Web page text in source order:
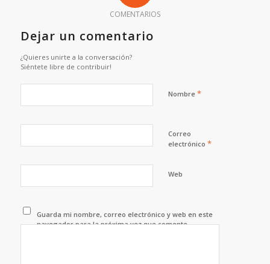
COMENTARIOS
Dejar un comentario
¿Quieres unirte a la conversación?
Siéntete libre de contribuir!
Nombre *
Correo
electrónico *
Web
Guarda mi nombre, correo electrónico y web en este
navegador para la próxima vez que comente.